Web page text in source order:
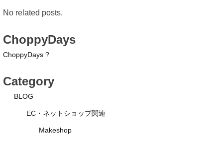
No related posts.
ChoppyDays
ChoppyDays ?
Category
BLOG
EC・ネットショップ関連
Makeshop